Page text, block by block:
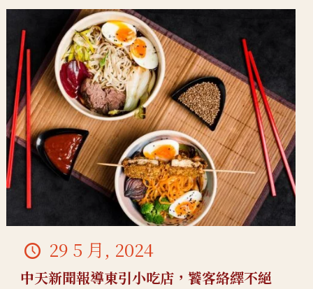
29 5 月, 2024
中天新聞報導東引小吃店，饕客絡繹不絕